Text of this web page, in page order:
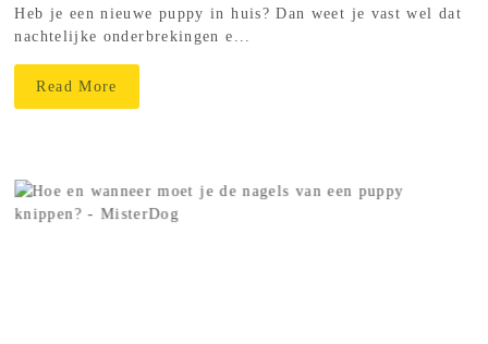
Heb je een nieuwe puppy in huis? Dan weet je vast wel dat
nachtelijke onderbrekingen e...
Read More